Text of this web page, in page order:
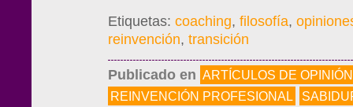
Etiquetas: coaching, filosofía,
reinvención, transición
Publicado en ARTÍCULOS DE OPINIÓN
REINVENCIÓN PROFESIONAL